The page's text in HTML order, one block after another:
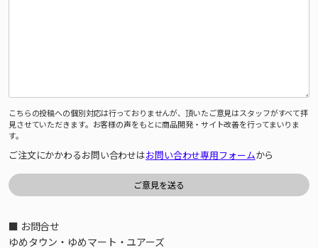
こちらの投稿への個別対応は行っておりませんが、頂いたご意見はスタッフがすべて拝
見させていただきます。お客様の声をもとに商品開発・サイト改善を行ってまいりま
す。
ご注文にかかわるお問い合わせはお問い合わせ専用フォームから
■ お問合せ
ゆめタウン・ゆめマート・ユアーズ